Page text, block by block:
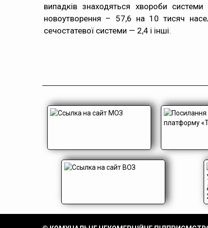
випадків знаходяться хвороби
новоутворення – 57,6 на 10 тисяч
сечостатевої системи — 2,4 і інші.